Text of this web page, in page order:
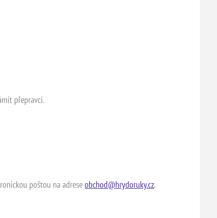
přepravci.
poštou na adreseobchod@hrydoruky.cz.